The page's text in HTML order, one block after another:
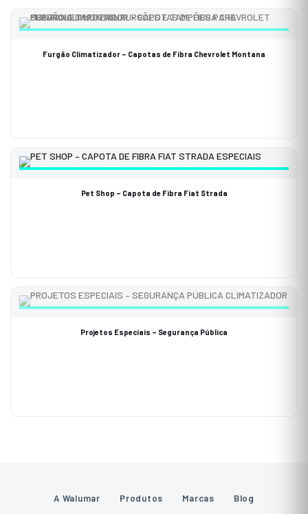
Furgão Climatizador – Capotas de Fibra Chevrolet Montana
Pet Shop – Capota de Fibra Fiat Strada
Projetos Especiais – Segurança Pública
A Walumar Produtos Marcas Blog